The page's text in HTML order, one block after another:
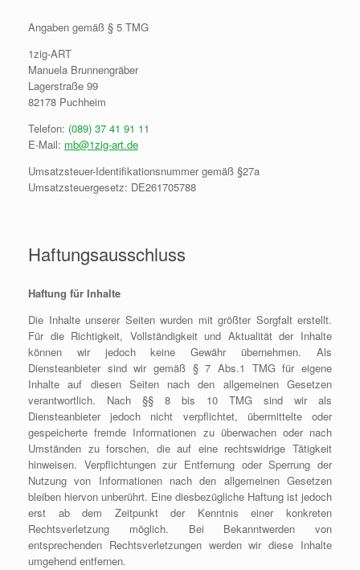
Angaben gemäß § 5 TMG
1zig-ART
Manuela Brunnengräber
Lagerstraße 99
82178 Puchheim
Telefon: (089) 37 41 91 11
E-Mail: mb@1zig-art.de
Umsatzsteuer-Identifikationsnummer gemäß §27a
Umsatzsteuergesetz: DE261705788
Haftungsausschluss
Haftung für Inhalte
Die Inhalte unserer Seiten wurden mit größter Sorgfalt erstellt.
Für die Richtigkeit, Vollständigkeit und Aktualität der Inhalte
können wir jedoch keine Gewähr übernehmen. Als
Diensteanbieter sind wir gemäß § 7 Abs.1 TMG für eigene
Inhalte auf diesen Seiten nach den allgemeinen Gesetzen
verantwortlich. Nach §§ 8 bis 10 TMG sind wir als
Diensteanbieter jedoch nicht verpflichtet, übermittelte oder
gespeicherte fremde Informationen zu überwachen oder nach
Umständen zu forschen, die auf eine rechtswidrige Tätigkeit
hinweisen. Verpflichtungen zur Entfernung oder Sperrung der
Nutzung von Informationen nach den allgemeinen Gesetzen
bleiben hiervon unberührt. Eine diesbezügliche Haftung ist jedoch
erst ab dem Zeitpunkt der Kenntnis einer konkreten
Rechtsverletzung möglich. Bei Bekanntwerden von
entsprechenden Rechtsverletzungen werden wir diese Inhalte
umgehend entfernen.